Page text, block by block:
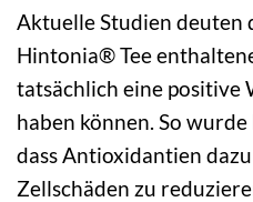
Aktuelle Studien deuten
Hintonia® Tee
tatsächlich eine positive
haben können. So
dass Antioxidantien
Zellschäden zu